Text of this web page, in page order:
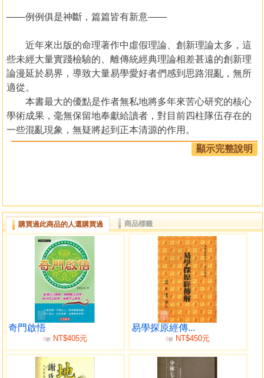
——例例俱是神斷，篇篇皆有新意——
近年來出版的命理著作中虛假理論、創新理論太多，這
些未經大量實踐檢驗的、離傳統經典理論相差甚遠的創新理
論漫延於易界，導致大量易學愛好者們感到思路混亂，無所
適從。
本書最大的優點是作者無私地將多年來苦心研究的核心
學術成果，毫無保留地奉獻給讀者，對目前四柱隊伍存在的
一些混亂現象，無疑將起到正本清源的作用。
第二個優點是本書結構獨具一格，至簡至易。針對各種
具體信息類象，精選從實踐預測中得到的典型案例，從理論
使讀者加深對命理概念的深入理解，培養靈活應用知識的技
能技巧，使讀者有舉一反三的啟發誘導功效。
本書心得獨具，將為讀者展現出一幅真正傳統經典、權
威性極高、理論體系完整的四柱命理預測體系！
劉文元 男，1968年生。出身中醫世家。多年來一直致力於
高層數術學的研究和發掘工作，終於在大六壬、奇門遁甲、
太乙神數、玄空風水、外應預測、梅花易數、六爻納甲、四
柱學等數術學方面，取得了豐碩的成果，被易界朋友尊稱
為“小張延生”。
顯示完整說明
購買過此商品的人還購買過 商品標籤
奇門啟悟
9折NT$405元
易學探原經傳...
9折 NT$450元